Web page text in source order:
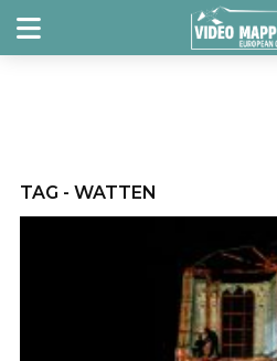
TAG - WATTEN